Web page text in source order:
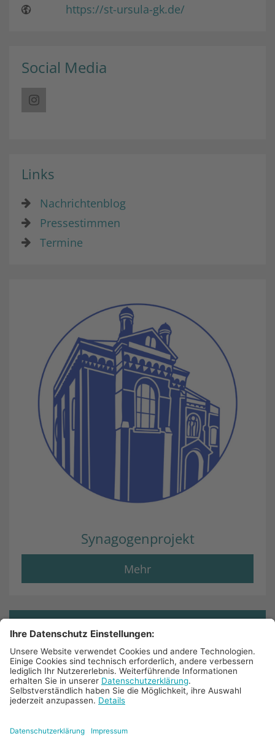
https://st-ursula-gk.de/
Social Media
Links
Nachrichtenblog
Pressestimmen
Termine
Synagogenprojekt
Mehr